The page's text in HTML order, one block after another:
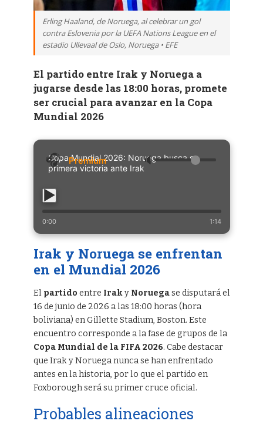
Erling Haaland, de Noruega, al celebrar un gol
contra Eslovenia por la UEFA Nations League en el
estadio Ullevaal de Oslo, Noruega • EFE
El partido entre Irak y Noruega a
jugarse desde las 18:00 horas, promete
ser crucial para avanzar en la Copa
Mundial 2026
Copa Mundial 2026: Noruega busca su
primera victoria ante Irak
🔈
0:00 1:14
Irak y Noruega se enfrentan
en el Mundial 2026
El partido entre Iraky Noruegase disputará el
16 de junio de 2026 a las 18:00 horas (hora
boliviana) en Gillette Stadium, Boston. Este
encuentro corresponde a la fase de grupos de la
Copa Mundial de la FIFA 2026. Cabe destacar
que Irak y Noruega nunca se han enfrentado
antes en la historia, por lo que el partido en
Foxborough será su primer cruce oficial.
Probables alineaciones